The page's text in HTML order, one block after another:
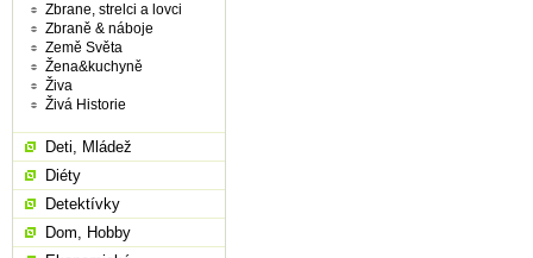
Zbrane, strelci a lovci
Zbraně & náboje
Země Světa
Žena&kuchyně
Živa
Živá Historie
Deti, Mládež
Diéty
Detektívky
Dom, Hobby